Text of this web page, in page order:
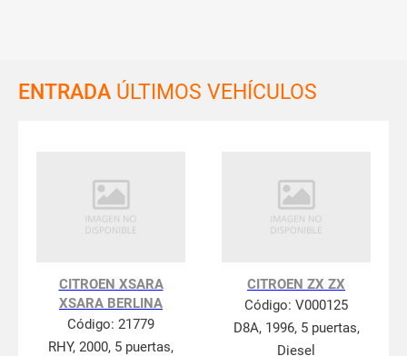
ENTRADA ÚLTIMOS VEHÍCULOS
CITROEN XSARA
XSARA BERLINA
Código: 21779
RHY, 2000, 5 puertas,
CITROEN ZX ZX
Código: V000125
D8A, 1996, 5 puertas,
Diesel